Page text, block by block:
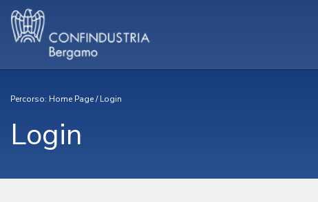
Percorso: Home Page/Login
Login